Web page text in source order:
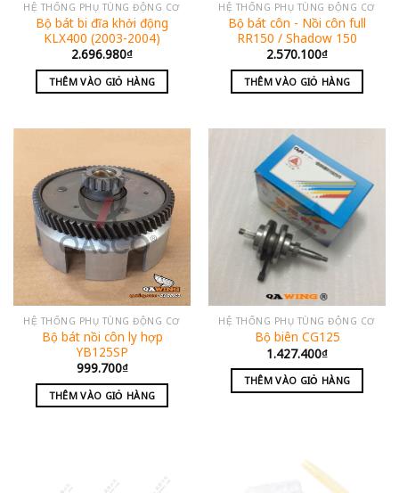
HỆ THỐNG PHỤ TÙNG ĐỘNG CƠ
Bộ bát bi đĩa khởi động
KLX400 (2003-2004)
2.696.980₫
THÊM VÀO GIỎ HÀNG
HỆ THỐNG PHỤ TÙNG ĐỘNG CƠ
Bộ bát côn - Nồi côn full
RR150 / Shadow 150
2.570.100₫
THÊM VÀO GIỎ HÀNG
HỆ THỐNG PHỤ TÙNG ĐỘNG CƠ
Bộ bát nồi côn ly hợp
YB125SP
999.700₫
THÊM VÀO GIỎ HÀNG
HỆ THỐNG PHỤ TÙNG ĐỘNG CƠ
Bộ biên CG125
1.427.400₫
THÊM VÀO GIỎ HÀNG